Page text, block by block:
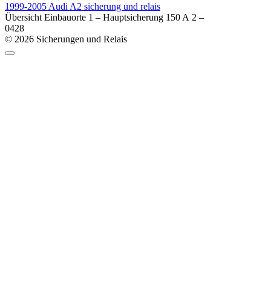
1999-2005 Audi A2 sicherung und relais
Übersicht Einbauorte 1 – Hauptsicherung 150 A 2 –
0428
© 2026 Sicherungen und Relais